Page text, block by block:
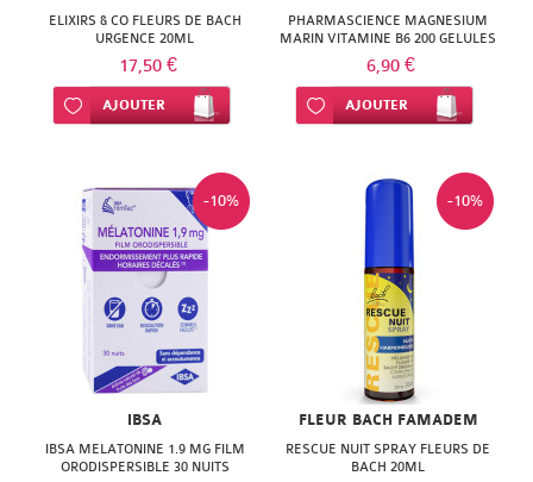
NATURA
PEDIAKID
PHYSCIENCE
PHYTEA
PILEJE
QUINTON
SANTE
VERTE
NATURACTIVE
NUTRISANTE
PHYTOSUN
AROMS
PLANTER'S
PRANAROM
SOLGAR
ELIXIRS & CO FLEURS DE BACH
URGENCE 20ML
17,50 €
Ajouter à ma liste d’envie
AJOUTER
PHARMASCIENCE MAGNESIUM
MARIN VITAMINE B6 200 GELULES
6,90 €
Ajouter à ma liste d’envie
AJOUTER
-10%
IBSA
IBSA MELATONINE 1.9 MG FILM
ORODISPERSIBLE 30 NUITS
-10%
FLEUR BACH FAMADEM
RESCUE NUIT SPRAY FLEURS DE
BACH 20ML